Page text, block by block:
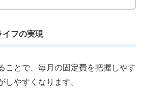
イフの実現
ことで、毎月の固定費を把握しやす
しやすくなります。